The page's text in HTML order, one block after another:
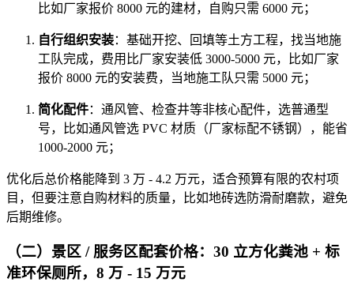
比如厂家报价 8000 元的建材，自购只需 6000 元；
自行组织安装：基础开挖、回填等土方工程，找当地施
工队完成，费用比厂家安装低 3000-5000 元，比如厂家
报价 8000 元的安装费，当地施工队只需 5000 元；
简化配件：通风管、检查井等非核心配件，选普通型
号，比如通风管选 PVC 材质（厂家标配不锈钢），能省
1000-2000 元；
优化后总价格能降到 3 万 - 4.2 万元，适合预算有限的农村项
目，但要注意自购材料的质量，比如地砖选防滑耐磨款，避免
后期维修。
（二）景区 / 服务区配套价格：30 立方化粪池 + 标
准环保厕所，8 万 - 15 万元